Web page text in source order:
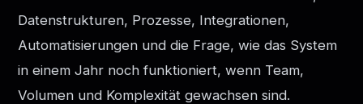
Datenstrukturen, Prozesse, Integrationen,
Automatisierungen und die Frage, wie das System
in einem Jahr noch funktioniert, wenn Team,
Volumen und Komplexität gewachsen sind.